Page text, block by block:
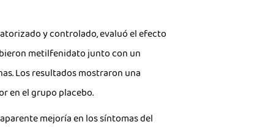
y controlado, evaluó el efecto
metilfenidato junto con un
Los resultados mostraron una
en el grupo placebo.
mejoría en los síntomas del